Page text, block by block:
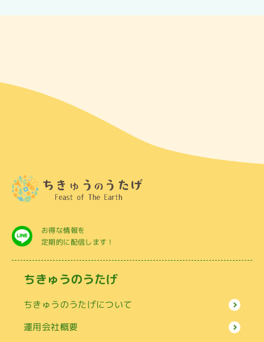
お得な情報を
定期的に配信します！
ちきゅうのうたげ
ちきゅうのうたげについて
運用会社概要